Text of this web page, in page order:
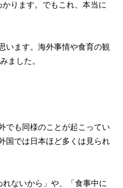
ります。でもこれ、本当に
います。海外事情や食育の観
ました。
でも同様のことが起こってい
国では日本ほど多くは見られ
ないから」や、「食事中に